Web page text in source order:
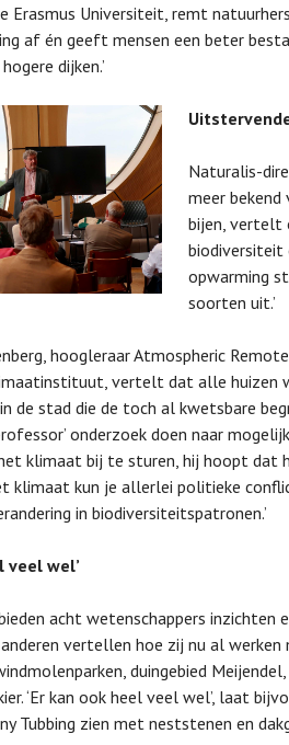
Erasmus Universiteit, remt
af én geeft mensen een beter
dijken.’
Naturalis-
meer bekend
bijen, vertelt
biodiversiteit
opwarming
soorten uit.’
hoogleraar Atmospheric
vertelt dat alle huizen
de stad die de toch al kwetsbare
onderzoek doen naar
klimaat bij te sturen, hij hoopt dat
klimaat kun je allerlei politieke
in biodiversiteitspatronen.’
veel wel’
acht wetenschappers inzichten
vertellen hoe zij nu al werken
duingebied
‘Er kan ook heel veel wel’, laat
Tubbing zien met neststenen en